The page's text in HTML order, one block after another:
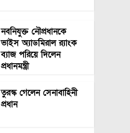
নবনিযুক্ত নৌপ্রধানকে
ভাইস অ্যাডমিরাল র‍্যাংক
ব্যাজ পরিয়ে দিলেন
প্রধানমন্ত্রী
তুরস্ক গেলেন সেনাবাহিনী
প্রধান